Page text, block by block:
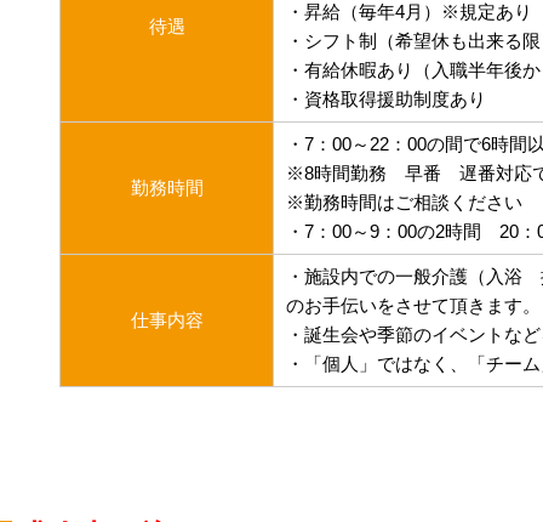
待遇
・昇給（毎年4月）※規定あり
・シフト制（希望休も出来る
・有給休暇あり（入職半年後
・資格取得援助制度あり
勤務時間
・7：00～22：00の間で6時間
※8時間勤務 早番 遅番対応
※勤務時間はご相談ください
・7：00～9：00の2時間 20
仕事内容
・施設内での一般介護（入
のお手伝いをさせて頂きます。
・誕生会や季節のイベントな
・「個人」ではなく、「チー